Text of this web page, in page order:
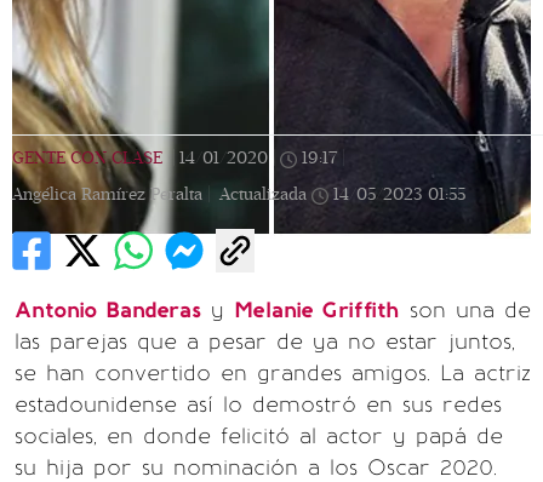
GENTE CON CLASE 14/01/2020 19:17
Angélica Ramírez Peralta |
Actualizada 14/05/2023 01:55
Antonio Banderas y Melanie Griffith son una de
las parejas que a pesar de ya no estar juntos,
se han convertido en grandes amigos. La actriz
estadounidense así lo demostró en sus redes
sociales, en donde felicitó al actor y papá de
su hija por su nominación a los Oscar 2020.